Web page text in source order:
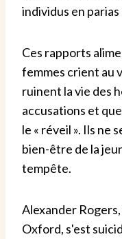
individus en
Ces rapports
femmes crient au
ruinent la vie des
accusations et
le « réveil ». Ils ne
bien-être de la
tempête.
Alexander
Oxford, s'est